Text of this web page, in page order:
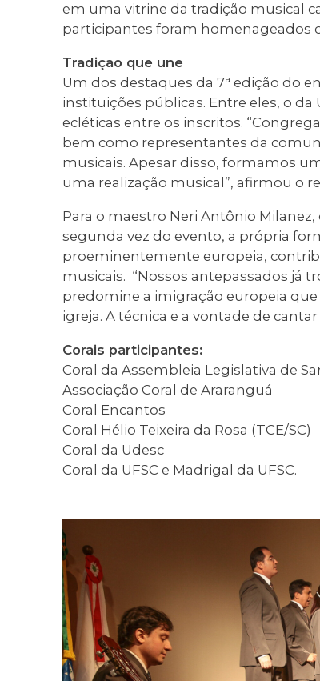
em uma vitrine da tradição musical
participantes foram homenageados
Tradição que une
Um dos destaques da 7ª edição do
instituições públicas. Entre eles, o
ecléticas entre os inscritos.
bem como representantes da
musicais. Apesar disso, formamos
uma realização musical”, afirmou o
Para o maestro Neri Antônio
segunda vez do evento, a própria
proeminentemente europeia,
musicais. “Nossos antepassados já
predomine a imigração europeia
igreja. A técnica e a vontade de
Corais participantes:
Coral da Assembleia Legislativa de
Associação Coral de Araranguá
Coral Encantos
Coral Hélio Teixeira da Rosa (TCE/SC)
Coral da Udesc
Coral da UFSC e Madrigal da UFSC.